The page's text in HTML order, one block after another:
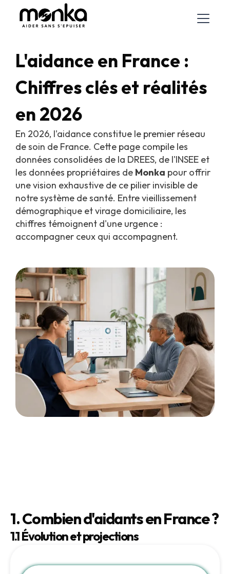
L'aidance en France :
Chiffres clés et réalités
en 2026
En 2026, l'aidance constitue le premier réseau
de soin de France. Cette page compile les
données consolidées de la DREES, de l'INSEE et
les données propriétaires de Monka pour offrir
une vision exhaustive de ce pilier invisible de
notre système de santé. Entre vieillissement
démographique et virage domiciliaire, les
chiffres témoignent d'une urgence :
accompagner ceux qui accompagnent.
1. Combien d'aidants en France ?
1.1 Évolution et projections